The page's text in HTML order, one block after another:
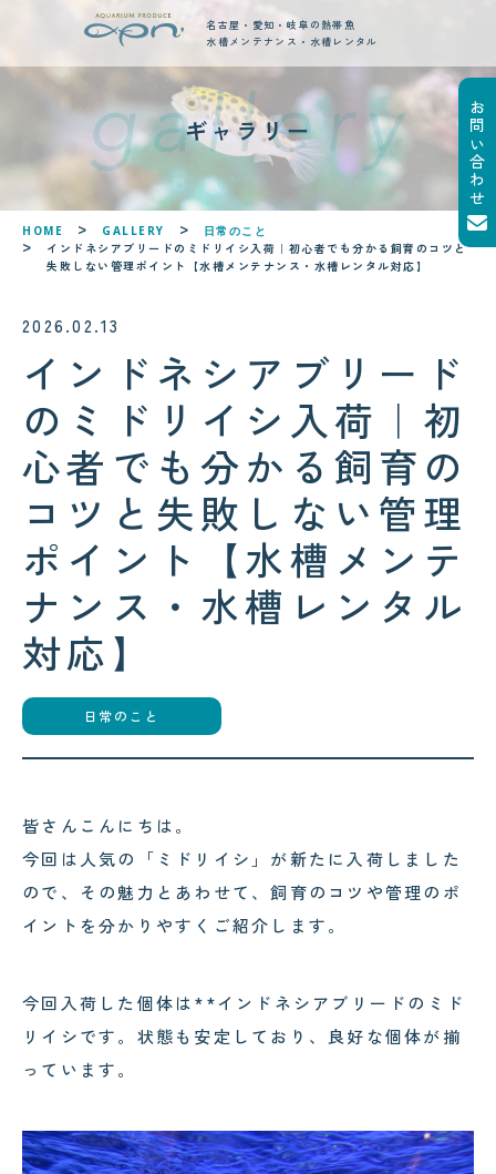
名古屋・愛知・岐阜の熱帯魚
水槽メンテナンス・水槽レンタル
new posts
最新ブログ記事
コクテンフグの意外な一面！海水
水槽メンテナンスで起きた出来事
2026.08.04
は？原因と対策をわかりやすく解
説
!
可児市のクリニック様へ水槽メン
期メンテナンスの大切さ
た！
お問い合わせ
ギャラリー
HOME GALLERY 日常のこと
インドネシアブリードのミドリイシ入荷｜初心者でも分かる飼育のコツと
失敗しない管理ポイント【水槽メンテナンス・水槽レンタル対応】
2026.02.13
インドネシアブリード
のミドリイシ入荷｜初
心者でも分かる飼育の
コツと失敗しない管理
ポイント【水槽メンテ
ナンス・水槽レンタル
対応】
日常のこと
皆さんこんにちは。
今回は人気の「ミドリイシ」が新たに入荷しました
ので、その魅力とあわせて、飼育のコツや管理のポ
イントを分かりやすくご紹介します。
今回入荷した個体は**インドネシアブリードのミド
リイシです。状態も安定しており、良好な個体が揃
っています。